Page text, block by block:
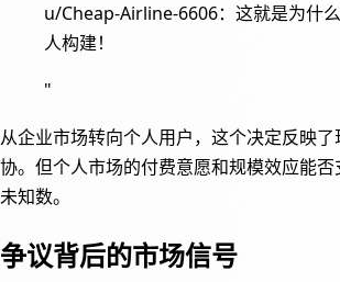
u/Cheap-Airline-6606：这就是为什
人构建！
"
从企业市场转向个人用户，这个决定反映
协。但个人市场的付费意愿和规模效应能
未知数。
争议背后的市场信号